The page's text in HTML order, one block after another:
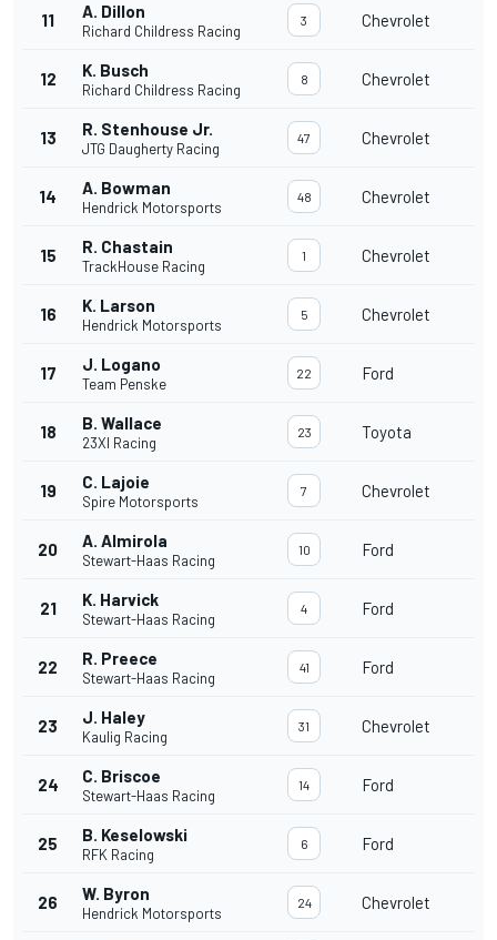
11 A. Dillon
Richard Childress Racing
3 Chevrolet
12 K. Busch
Richard Childress Racing
8 Chevrolet
13 R. Stenhouse Jr.
JTG Daugherty Racing
47 Chevrolet
14 A. Bowman
Hendrick Motorsports
48 Chevrolet
15 R. Chastain
TrackHouse Racing
1 Chevrolet
16 K. Larson
Hendrick Motorsports
5 Chevrolet
17 J. Logano
Team Penske
22 Ford
18 B. Wallace
23XI Racing
23 Toyota
19 C. Lajoie
Spire Motorsports
7 Chevrolet
20 A. Almirola
Stewart-Haas Racing
10 Ford
21 K. Harvick
Stewart-Haas Racing
4 Ford
22 R. Preece
Stewart-Haas Racing
41 Ford
23 J. Haley
Kaulig Racing
31 Chevrolet
24 C. Briscoe
Stewart-Haas Racing
14 Ford
25 B. Keselowski
RFK Racing
6 Ford
26 W. Byron
Hendrick Motorsports
24 Chevrolet